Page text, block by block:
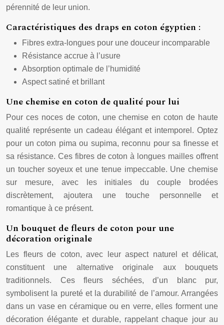
pérennité de leur union.
Caractéristiques des draps en coton égyptien :
Fibres extra-longues pour une douceur incomparable
Résistance accrue à l’usure
Absorption optimale de l’humidité
Aspect satiné et brillant
Une chemise en coton de qualité pour lui
Pour ces noces de coton, une chemise en coton de haute
qualité représente un cadeau élégant et intemporel. Optez
pour un coton pima ou supima, reconnu pour sa finesse et
sa résistance. Ces fibres de coton à longues mailles offrent
un toucher soyeux et une tenue impeccable. Une chemise
sur mesure, avec les initiales du couple brodées
discrètement, ajoutera une touche personnelle et
romantique à ce présent.
Un bouquet de fleurs de coton pour une
décoration originale
Les fleurs de coton, avec leur aspect naturel et délicat,
constituent une alternative originale aux bouquets
traditionnels. Ces fleurs séchées, d’un blanc pur,
symbolisent la pureté et la durabilité de l’amour. Arrangées
dans un vase en céramique ou en verre, elles forment une
décoration élégante et durable, rappelant chaque jour au